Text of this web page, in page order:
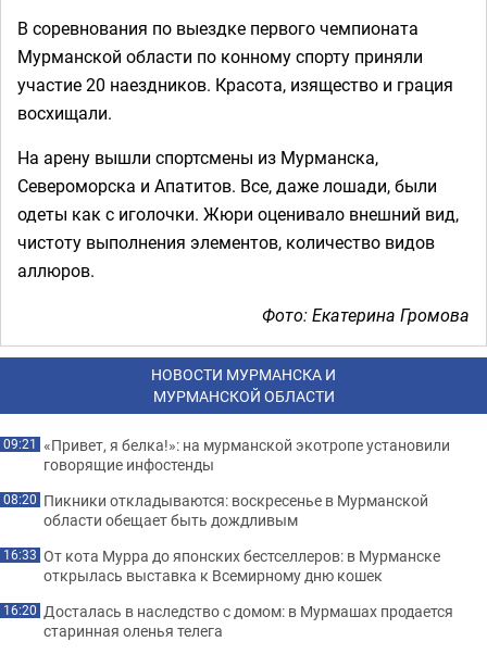
В соревнования по выездке первого чемпионата
Мурманской области по конному спорту приняли
участие 20 наездников. Красота, изящество и грация
восхищали.
На арену вышли спортсмены из Мурманска,
Североморска и Апатитов. Все, даже лошади, были
одеты как с иголочки. Жюри оценивало внешний вид,
чистоту выполнения элементов, количество видов
аллюров.
Фото: Екатерина Громова
НОВОСТИ МУРМАНСКА И
МУРМАНСКОЙ ОБЛАСТИ
09:21 «Привет, я белка!»: на мурманской экотропе установили
говорящие инфостенды
08:20 Пикники откладываются: воскресенье в Мурманской
области обещает быть дождливым
16:33 От кота Мурра до японских бестселлеров: в Мурманске
открылась выставка к Всемирному дню кошек
16:20 Досталась в наследство с домом: в Мурмашах продается
старинная оленья телега